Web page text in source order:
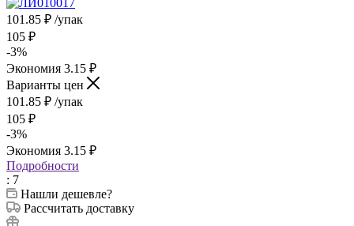
101.85 ₽ /упак
105 ₽
-3%
Экономия 3.15 ₽
Варианты цен
101.85 ₽ /упак
105 ₽
-3%
Экономия 3.15 ₽
Подробности
: 7
Нашли дешевле?
Рассчитать доставку